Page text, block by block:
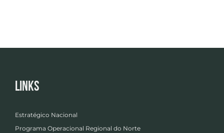
Links
Estratégico Nacional
Programa Operacional Regional do Norte